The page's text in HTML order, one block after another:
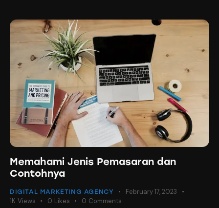
Memahami Jenis Pemasaran dan
Contohnya
DIGITAL MARKETING AGENCY
February 17, 2023
1K Views 0 Likes 0 Comments